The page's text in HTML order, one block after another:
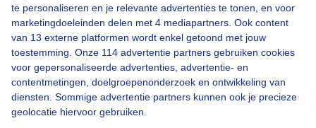
te personaliseren en je relevante advertenties te tonen, en voor
marketingdoeleinden delen met 4 mediapartners. Ook content
van 13 externe platformen wordt enkel getoond met jouw
toestemming. Onze 114 advertentie partners gebruiken cookies
voor gepersonaliseerde advertenties, advertentie- en
contentmetingen, doelgroepenonderzoek en ontwikkeling van
diensten. Sommige advertentie partners kunnen ook je precieze
geolocatie hiervoor gebruiken.
Over Buienradar
Bedrijfsgegevens
Veelgestelde vragen